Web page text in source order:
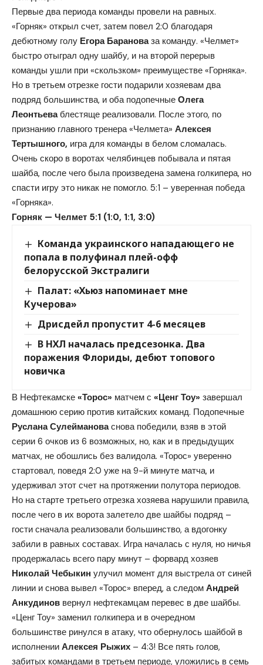
Первые два периода команды провели на равных.
«Горняк» открыл счет, затем повел 2:0 благодаря
дебютному голу Егора Барановаза команду. «Челмет»
быстро отыграл одну шайбу, и на второй перерыв
команды ушли при «скользком» преимуществе «Горняка».
Но в третьем отрезке гости подарили хозяевам два
подряд большинства, и оба подопечные Олега
Леонтьеваблестяще реализовали. После этого, по
признанию главного тренера «Челмета» Алексея
Тертышного, игра для команды в белом сломалась.
Очень скоро в воротах челябинцев побывала и пятая
шайба, после чего была произведена замена голкипера, но
спасти игру это никак не помогло. 5:1 – уверенная победа
«Горняка».
Горняк — Челмет 5:1 (1:0, 1:1, 3:0)
Команда украинского нападающего не
попала в полуфинал плей-офф
белорусской Экстралиги
Палат: «Хьюз напоминает мне
Кучерова»
Дрисдейл пропустит 4-6 месяцев
В НХЛ началась предсезонка. Два
поражения Флориды, дебют топового
новичка
В Нефтекамске «Торос» матчем с «Ценг Тоу» завершал
домашнюю серию против китайских команд. Подопечные
Руслана Сулеймановаснова победили, взяв в этой
серии 6 очков из 6 возможных, но, как и в предыдущих
матчах, не обошлись без валидола. «Торос» уверенно
стартовал, поведя 2:0 уже на 9-й минуте матча, и
удерживал этот счет на протяжении полутора периодов.
Но на старте третьего отрезка хозяева нарушили правила,
после чего в их ворота залетело две шайбы подряд –
гости сначала реализовали большинство, а вдогонку
забили в равных составах. Игра началась с нуля, но ничья
продержалась всего пару минут – форвард хозяев
Николай Чебыкин улучил момент для выстрела от синей
линии и снова вывел «Торос» вперед, а следом Андрей
Анкудинов вернул нефтекамцам перевес в две шайбы.
«Ценг Тоу» заменил голкипера и в очередном
большинстве ринулся в атаку, что обернулось шайбой в
исполнении Алексея Рыжих – 4:3! Все пять голов,
забитых командами в третьем периоде, уложились в семь